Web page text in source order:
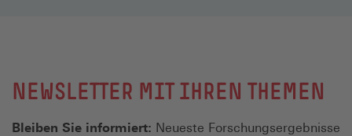
NEWSLETTER MIT IHREN THEMEN
Bleiben Sie informiert: Neueste Forschungsergebnisse